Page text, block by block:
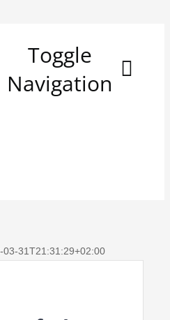
Toggle
Navigation
03-31T21:31:29+02:00